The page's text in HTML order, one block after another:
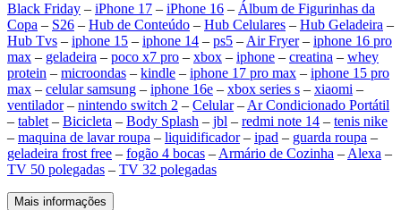
Black Friday – iPhone 17 – iPhone 16 – Álbum de Figurinhas da
Copa – S26 – Hub de Conteúdo – Hub Celulares – Hub Geladeira –
Hub Tvs – iphone 15 – iphone 14 – ps5 – Air Fryer– iphone 16 pro
max – geladeira – poco x7 pro – xbox – iphone – creatina – whey
protein – microondas – kindle – iphone 17 pro max – iphone 15 pro
max – celular samsung – iphone 16e – xbox series s – xiaomi –
ventilador– nintendo switch 2 – Celular– Ar Condicionado Portátil
– tablet – Bicicleta – Body Splash – jbl – redmi note 14 – tenis nike
– maquina de lavar roupa – liquidificador– ipad – guarda roupa –
geladeira frost free – fogão 4 bocas – Armário de Cozinha – Alexa –
TV 50 polegadas – TV 32 polegadas
Mais informações